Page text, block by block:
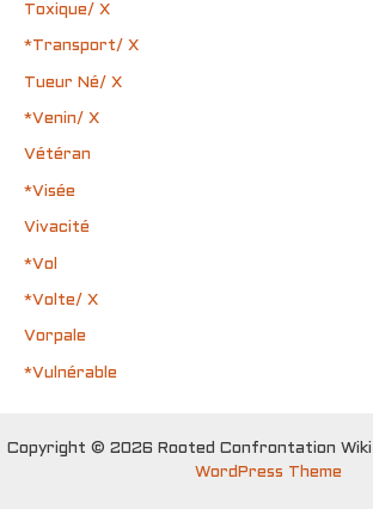
Toxique/ X
*Transport/ X
Tueur Né/ X
*Venin/ X
Vétéran
*Visée
Vivacité
*Vol
*Volte/ X
Vorpale
*Vulnérable
Copyright © 2026 Rooted Confrontation Wiki
WordPress Theme